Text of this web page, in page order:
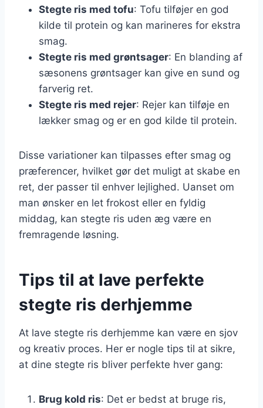
Stegte ris med tofu: Tofu tilføjer en god
kilde til protein og kan marineres for ekstra
smag.
Stegte ris med grøntsager: En blanding af
sæsonens grøntsager kan give en sund og
farverig ret.
Stegte ris med rejer: Rejer kan tilføje en
lækker smag og er en god kilde til protein.
Disse variationer kan tilpasses efter smag og
præferencer, hvilket gør det muligt at skabe en
ret, der passer til enhver lejlighed. Uanset om
man ønsker en let frokost eller en fyldig
middag, kan stegte ris uden æg være en
fremragende løsning.
Tips til at lave perfekte
stegte ris derhjemme
At lave stegte ris derhjemme kan være en sjov
og kreativ proces. Her er nogle tips til at sikre,
at dine stegte ris bliver perfekte hver gang:
Brug kold ris: Det er bedst at bruge ris,